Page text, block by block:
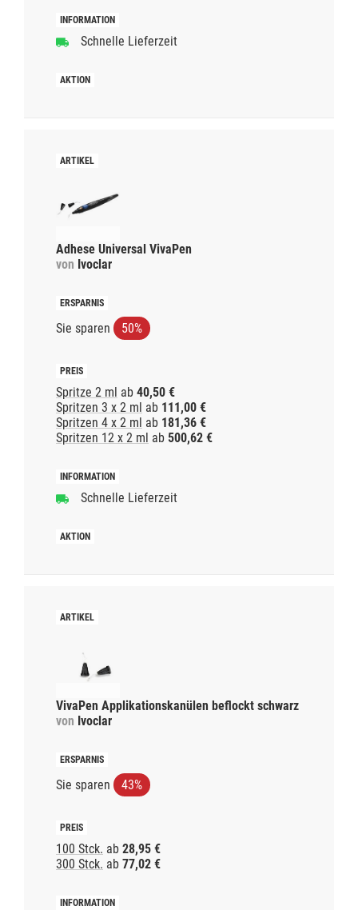
Schnelle Lieferzeit
Adhese Universal VivaPen
von Ivoclar
Sie sparen 50%
Spritze 2 ml ab 40,50 €
Spritzen 3 x 2 ml ab 111,00 €
Spritzen 4 x 2 ml ab 181,36 €
Spritzen 12 x 2 ml ab 500,62 €
Schnelle Lieferzeit
VivaPen Applikationskanülen beflockt schwarz
von Ivoclar
Sie sparen 43%
100 Stck. ab 28,95 €
300 Stck. ab 77,02 €